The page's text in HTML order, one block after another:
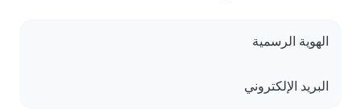
الهوية الرسمية
البريد الإلكتروني